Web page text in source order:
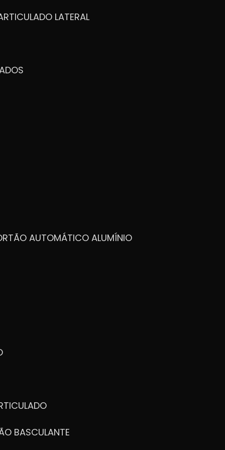
LATERAL
AUTOMÁTICO ALUMÍNIO
BASCULANTE
de portões basculantes, ideais para
vertical, que facilita o acesso
Produzidos com materiais de alta